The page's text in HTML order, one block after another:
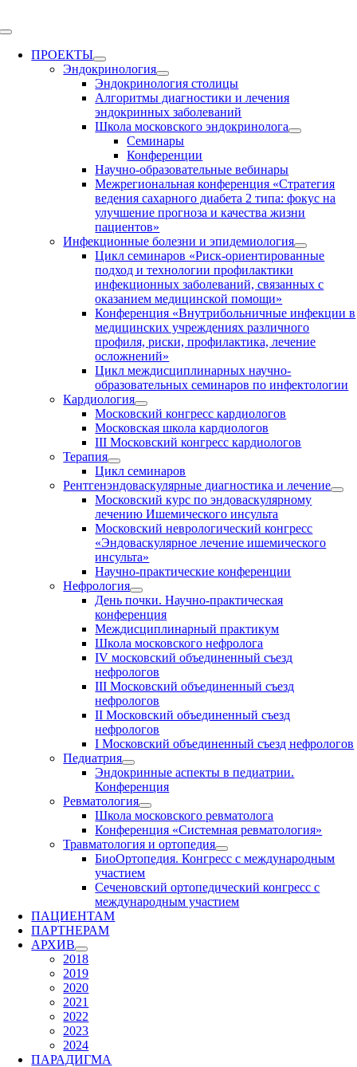
to
Toggle
NavigationПРОЕКТЫ
Эндокринология
Эндокринология столицы
Алгоритмы диагностики и лечения
эндокринных заболеваний
Школа московского эндокринолога
Семинары
Конференции
Научно-образовательные вебинары
Межрегиональная конференция «Стратегия
ведения сахарного диабета 2 типа: фокус на
улучшение прогноза и качества жизни
пациентов»
Инфекционные болезни и эпидемиология
Цикл семинаров «Риск-ориентированные
подход и технологии профилактики
инфекционных заболеваний, связанных с
оказанием медицинской помощи»
Конференция «Внутрибольничные инфекции в
медицинских учреждениях различного
профиля, риски, профилактика, лечение
осложнений»
Цикл междисциплинарных научно-
образовательных семинаров по инфектологии
Кардиология
Московский конгресс кардиологов
Московская школа кардиологов
III Московский конгресс кардиологов
Терапия
Цикл семинаров
Рентгенэндоваскулярные диагностика и лечение
Московский курс по эндоваскулярному
лечению Ишемического инсульта
Московский неврологический конгресс
«Эндоваскулярное лечение ишемического
инсульта»
Научно-практические конференции
Нефрология
День почки. Научно-практическая
конференция
Междисциплинарный практикум
Школа московского нефролога
IV московский объединенный съезд
нефрологов
III Московский объединенный съезд
нефрологов
II Московский объединенный съезд
нефрологов
I Московский объединенный съезд нефрологов
Педиатрия
Эндокринные аспекты в педиатрии.
Конференция
Ревматология
Школа московского ревматолога
Конференция «Системная ревматология»
Травматология и ортопедия
БиоОртопедия. Конгресс с международным
участием
Сеченовский ортопедический конгресс с
международным участием
ПАЦИЕНТАМ
ПАРТНЕРАМ
АРХИВ
2018
2019
2020
2021
2022
2023
2024
ПАРАДИГМА